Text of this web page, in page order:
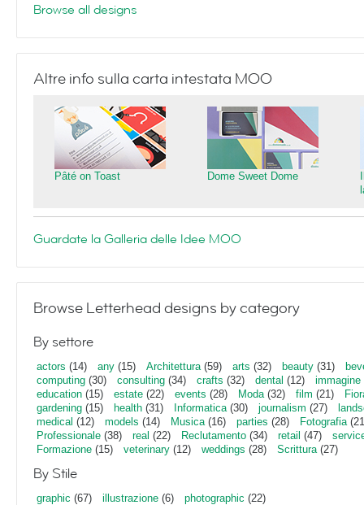
Browse all designs
Altre info sulla carta intestata MOO
Pâté on Toast Dome Sweet Dome
Guardate la Galleria delle Idee MOO
Browse Letterhead designs by category
By settore
actors (14) any (15) Architettura(59) arts (32) beauty (31)
computing (30) consulting (34) crafts (32) dental (12) immagine
education (15) estate (22) events (28) Moda(32) film (21)
gardening (15) health (31) Informatica(30) journalism (27)
medical (12) models (14) Musica (16) parties (28) Fotografia
Professionale (38) real (22) Reclutamento (34) retail (47)
Formazione (15) veterinary (12) weddings (28) Scrittura(27)
By Stile
graphic (67) illustrazione (6) photographic (22)